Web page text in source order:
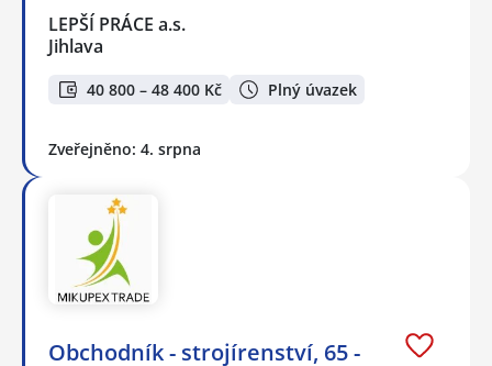
LEPŠÍ PRÁCE a.s.
Jihlava
40 800 – 48 400 Kč Plný úvazek
Zveřejněno: 4. srpna
Obchodník - strojírenství, 65 -